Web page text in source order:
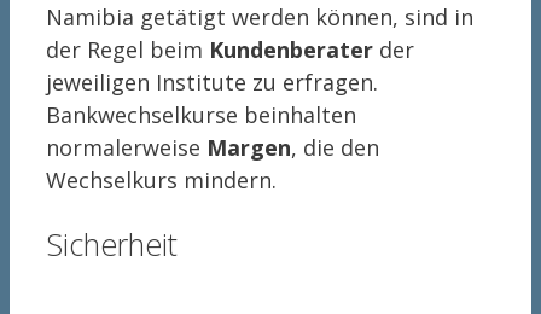
Namibia getätigt werden können, sind in
der Regel beim Kundenberater der
jeweiligen Institute zu erfragen.
Bankwechselkurse beinhalten
normalerweise Margen, die den
Wechselkurs mindern.
Sicherheit